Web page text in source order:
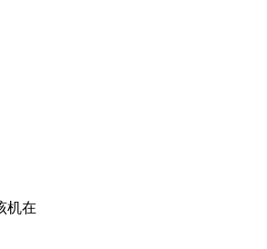
机在